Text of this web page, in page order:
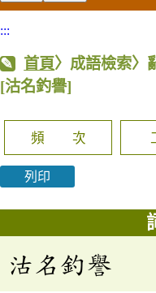
:::
首頁〉成語檢索〉
[沽名釣譽]
頻 次
列印
沽名釣譽